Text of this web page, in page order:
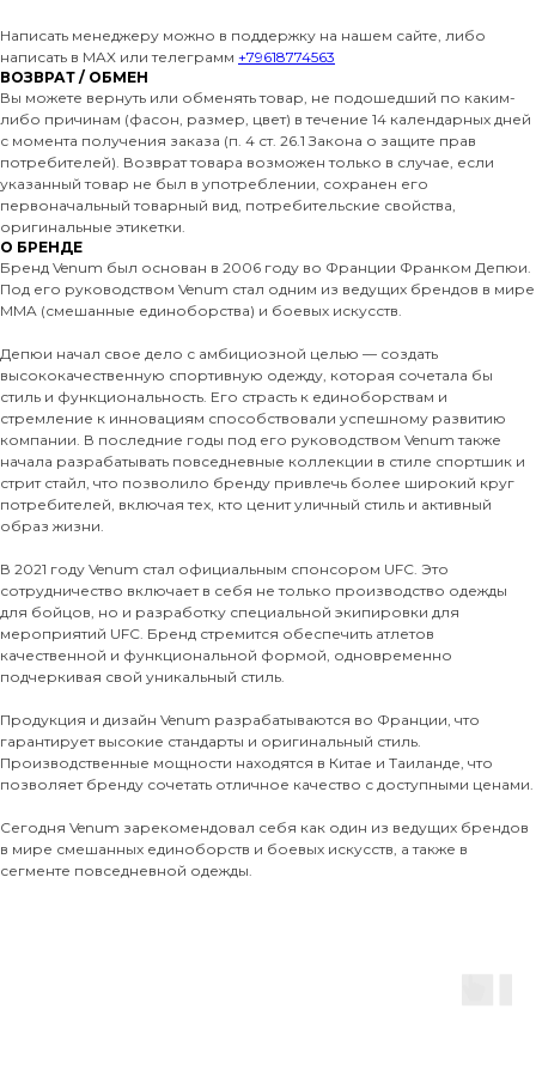
Написать менеджеру можно в поддержку на нашем сайте, либо
написать в MAX или телеграмм +79618774563
ВОЗВРАТ / ОБМЕН
Вы можете вернуть или обменять товар, не подошедший по каким-
либо причинам (фасон, размер, цвет) в течение 14 календарных дней
с момента получения заказа (п. 4 ст. 26.1 Закона о защите прав
потребителей). Возврат товара возможен только в случае, если
указанный товар не был в употреблении, сохранен его
первоначальный товарный вид, потребительские свойства,
оригинальные этикетки.
О БРЕНДЕ
Бренд Venum был основан в 2006 году во Франции Франком Депюи.
Под его руководством Venum стал одним из ведущих брендов в мире
MMA (смешанные единоборства) и боевых искусств.
Депюи начал свое дело с амбициозной целью — создать
высококачественную спортивную одежду, которая сочетала бы
стиль и функциональность. Его страсть к единоборствам и
стремление к инновациям способствовали успешному развитию
компании. В последние годы под его руководством Venum также
начала разрабатывать повседневные коллекции в стиле спортшик и
стрит стайл, что позволило бренду привлечь более широкий круг
потребителей, включая тех, кто ценит уличный стиль и активный
образ жизни.
В 2021 году Venum стал официальным спонсором UFC. Это
сотрудничество включает в себя не только производство одежды
для бойцов, но и разработку специальной экипировки для
мероприятий UFC. Бренд стремится обеспечить атлетов
качественной и функциональной формой, одновременно
подчеркивая свой уникальный стиль.
Продукция и дизайн Venum разрабатываются во Франции, что
гарантирует высокие стандарты и оригинальный стиль.
Производственные мощности находятся в Китае и Таиланде, что
позволяет бренду сочетать отличное качество с доступными ценами.
Сегодня Venum зарекомендовал себя как один из ведущих брендов
в мире смешанных единоборств и боевых искусств, а также в
сегменте повседневной одежды.